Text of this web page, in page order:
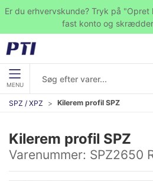
Er du erhvervskunde? Tryk på
fast konto og
MENU
SPZ / XPZ Kilerem profil SPZ
Kilerem profil SPZ
Varenummer: SPZ2650